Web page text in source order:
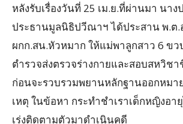
หลังรับเรื่องวันที่ 25 เม.ย.ที่ผ่านมา นา
ประธานมูลนิธิปวีณาฯ ได้ประสาน พ.ต.
ผกก.สน.หัวหมาก ให้แม่พาลูกสาว 6 ขว
ตำรวจส่งตรวจร่างกายและสอบสหวิช
ก่อนจะรวบรวมพยานหลักฐานออกหมา
เหตุ ในข้อหา กระทำชำเราเด็กหญิงอา
เร่งติดตามตัวมาดำเนินคดี